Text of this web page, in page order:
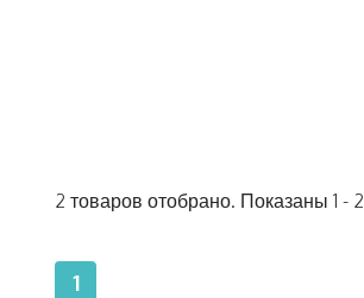
2 товаров отобрано. Показаны 1 - 2
1